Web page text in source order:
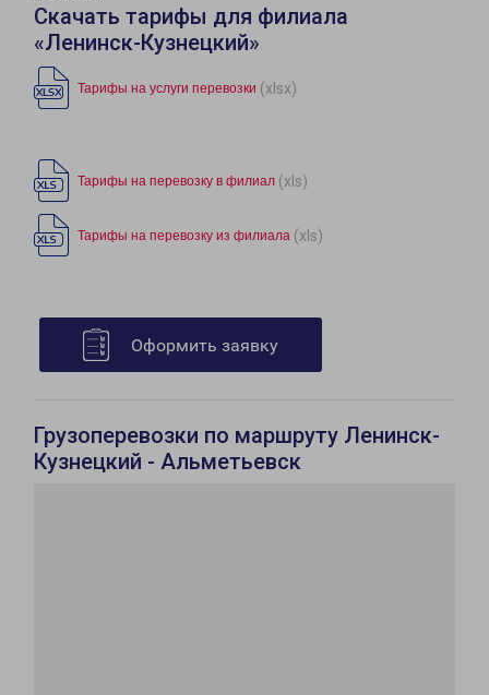
Скачать тарифы для филиала
«Ленинск-Кузнецкий»
Тарифы на услуги перевозки (xlsx)
Тарифы на перевозку в филиал (xls)
Тарифы на перевозку из филиала (xls)
Оформить заявку
Грузоперевозки по маршруту Ленинск-
Кузнецкий - Альметьевск